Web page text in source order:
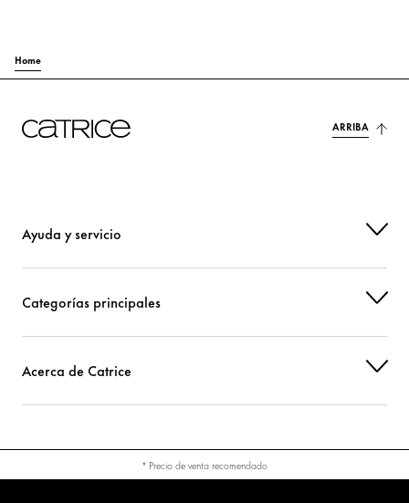
Home
ARRIBA
Ayuda y servicio
Categorías principales
Acerca de Catrice
* Precio de venta recomendado